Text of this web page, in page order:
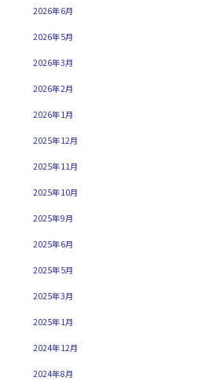
2026年6月
2026年5月
2026年3月
2026年2月
2026年1月
2025年12月
2025年11月
2025年10月
2025年9月
2025年6月
2025年5月
2025年3月
2025年1月
2024年12月
2024年8月